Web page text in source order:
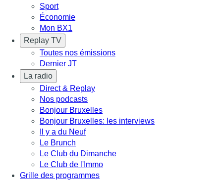
Sport
Économie
Mon BX1
Replay TV
Toutes nos émissions
Dernier JT
La radio
Direct & Replay
Nos podcasts
Bonjour Bruxelles
Bonjour Bruxelles: les interviews
Il y a du Neuf
Le Brunch
Le Club du Dimanche
Le Club de l'Immo
Grille des programmes